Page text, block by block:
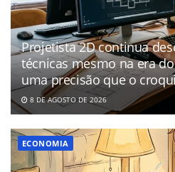
Projetista 2D continua
técnicas mesmo na era
uma precisão que o
8 DE AGOSTO DE 2026
ECONOMIA